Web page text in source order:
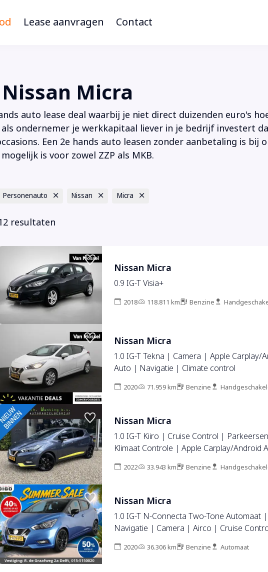
Lease aanvragen Contact
Micra
auto lease deal waarbij je niet direct duizenden euro's
ondernemer je werkkapitaal liever in je bedrijf investert
Een 2e hands auto leasen zonder aanbetaling is bij
is voor zowel ZZP als MKB.
Personenauto Nissan Micra
resultaten
Nissan Micra
0.9 IG-T Visia+
2018 118.811 km Benzine
Nissan Micra
1.0 IG-T Tekna | Camera | Apple Carplay/Android
Auto | Navigatie | Climate control
2020 71.959 km Benzine
Nissan Micra
1.0 IG-T Kiiro | Cruise Control |
Klimaat Controle | Apple Carplay/Android
2022 33.943 km Benzine
Nissan Micra
1.0 IG-T N-Connecta Two-Tone Automaat |
Navigatie | Camera | Airco | Cruise
2020 36.306 km Benzine Automaat